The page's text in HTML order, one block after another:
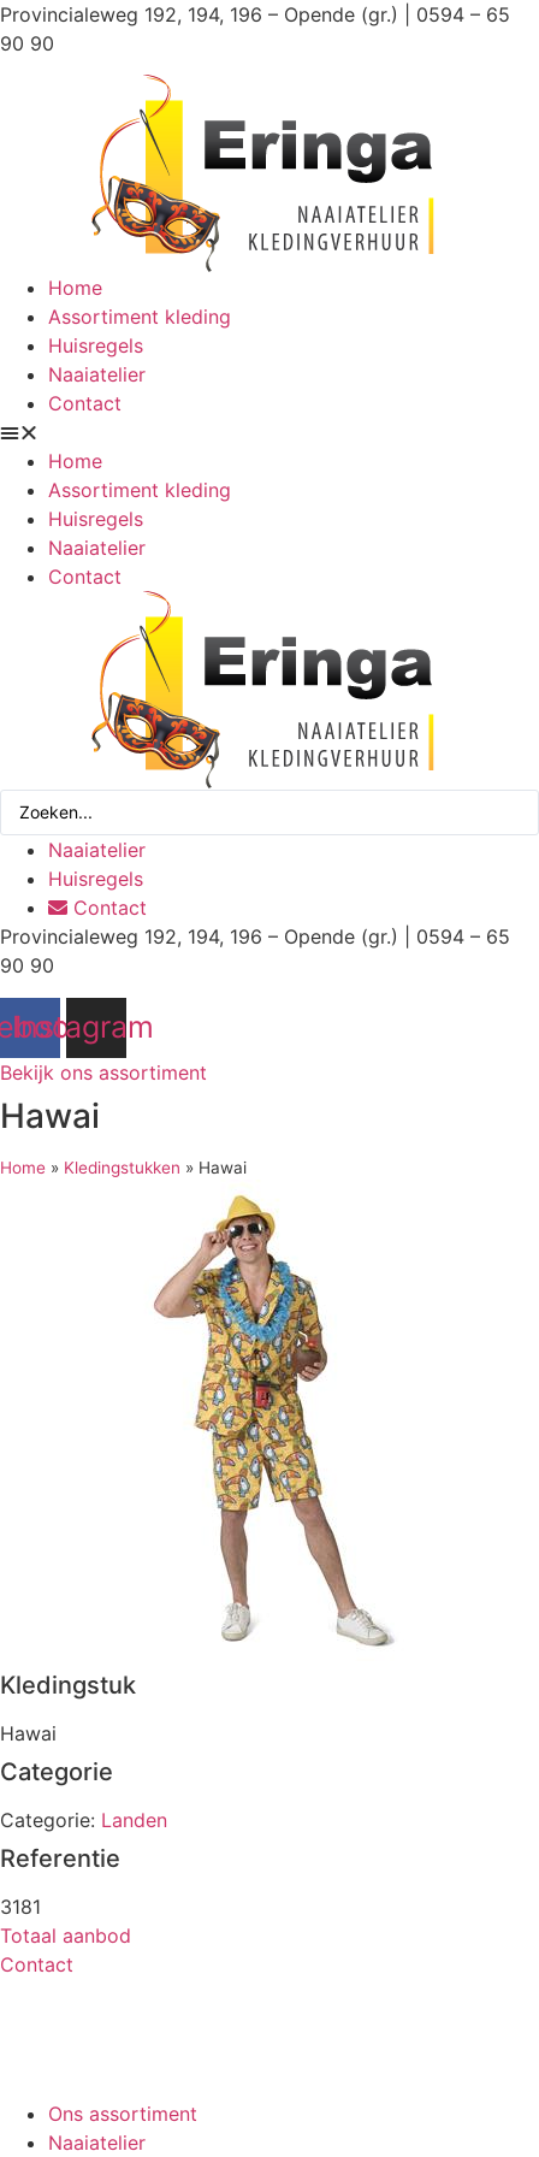
Ga
naar
Provincialeweg 192, 194, 196 – Opende (gr.) | 0594 – 65
90 90
Home
Assortiment kleding
Huisregels
Naaiatelier
Contact
Home
Assortiment kleding
Huisregels
Naaiatelier
Contact
Search
Naaiatelier
Huisregels
Contact
Provincialeweg 192, 194, 196 – Opende (gr.) | 0594 – 65
90 90
Instagram
Bekijk ons assortiment
Hawai
Home » Kledingstukken » Hawai
Kledingstuk
Hawai
Categorie
Categorie: Landen
Referentie
3181
Totaal aanbod
Contact
Ons assortiment
Naaiatelier